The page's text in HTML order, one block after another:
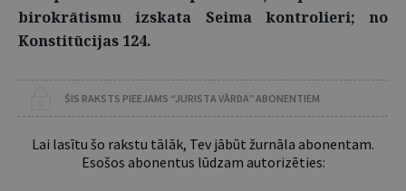
birokrātismu izskata Seima kontrolieri; no
Konstitūcijas 124.
ŠIS RAKSTS PIEEJAMS “JURISTA VĀRDA” ABONENTIEM
Lai lasītu šo rakstu tālāk, Tev jābūt žurnāla abonentam.
Esošos abonentus lūdzam autorizēties: